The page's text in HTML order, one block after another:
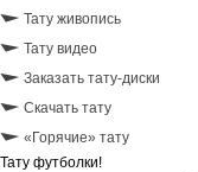
Тату живопись
Тату видео
Заказать тату-диски
Скачать тату
«Горячие» тату
Тату футболки!